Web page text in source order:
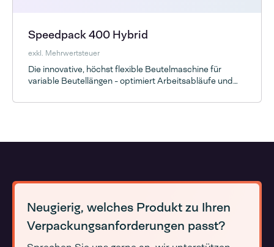
Speedpack 400 Hybrid
exkl. Mehrwertsteuer
Die innovative, höchst flexible Beutelmaschine für
variable Beutellängen - optimiert Arbeitsabläufe und
Neugierig, welches Produkt zu Ihren
Verpackungsanforderungen passt?